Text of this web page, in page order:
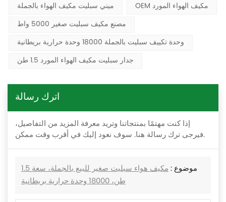
ميني سبليت مكيف الهواء بالجملة
OEM مكيف الهواء المورد
مصنع مكيف سبليت صغير 5000 واط
وحدة تكييف سبليت بالجملة 18000 وحدة حرارية بريطانية
جدار سبليت مكيف الهواء المورد 1.5 طن
اترك رسالة
إذا كنت مهتمًا بمنتجاتنا وتريد معرفة المزيد من التفاصيل،
فيرجى ترك رسالة هنا. سوف نعود إليك في أقرب وقت ممكن.
موضوع :
مكيف هواء سبليت صغير للبيع بالجملة، سعة 1.5
طن، 18000 وحدة حرارية بريطانية